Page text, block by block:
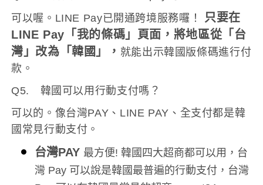
可以喔。LINE Pay已開通跨境服務囉！
只要在
LINE Pay「我的條碼」頁面，將地區從「台
灣」改為「韓國」， 就能出示韓國版條碼進行付
款。
Q5. 韓國可以用行動支付嗎？
可以的。像台灣PAY、LINE PAY、全支付都是韓
國常見行動支付。
台灣PAY 最方便! 韓國四大超商都可以用，台
灣 Pay 可以說是韓國最普遍的行動支付，台灣